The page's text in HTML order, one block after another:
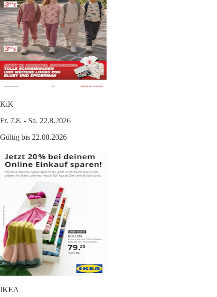
KiK
Fr. 7.8. - Sa. 22.8.2026
Gültig bis 22.08.2026
IKEA